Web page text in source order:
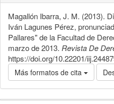
Magallón Ibarra, J. M. (2013).
Iván Lagunes Pérez,
Pallares" de la Facultad de
marzo de 2013. Revista De
https://doi.org/10.22201/
Más formatos de cita